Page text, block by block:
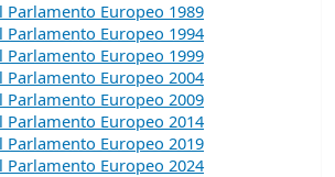
Parlamento Europeo 1989
Parlamento Europeo 1994
Parlamento Europeo 1999
Parlamento Europeo 2004
Parlamento Europeo 2009
Parlamento Europeo 2014
Parlamento Europeo 2019
Parlamento Europeo 2024